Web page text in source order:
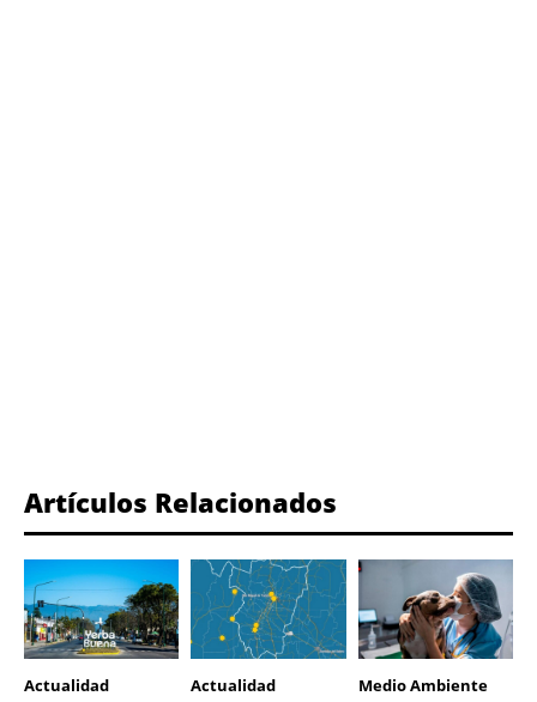
Artículos Relacionados
Actualidad Actualidad Medio Ambiente